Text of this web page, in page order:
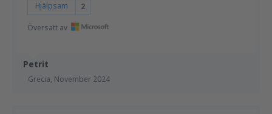
Petrit
Grecia, November 2024
Hjälpsam 2
Översatt av